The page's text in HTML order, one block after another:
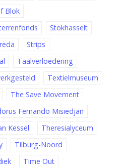
Blok
Stokhasselt
Strips
Taalverloedering
Textielmuseum
The Save Movement
Fernando Misiedjan
Kessel
Theresialyceum
Tilburg-Noord
Time Out